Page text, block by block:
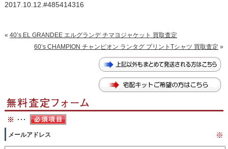
2017.10.12.#485414316
« 40’s EL GRANDEE エルグランデ チマヨジャケット 買取査定
60’s CHAMPION チャンピオン ランタグ プリントTシャツ 買取査定 »
メールアドレス ※